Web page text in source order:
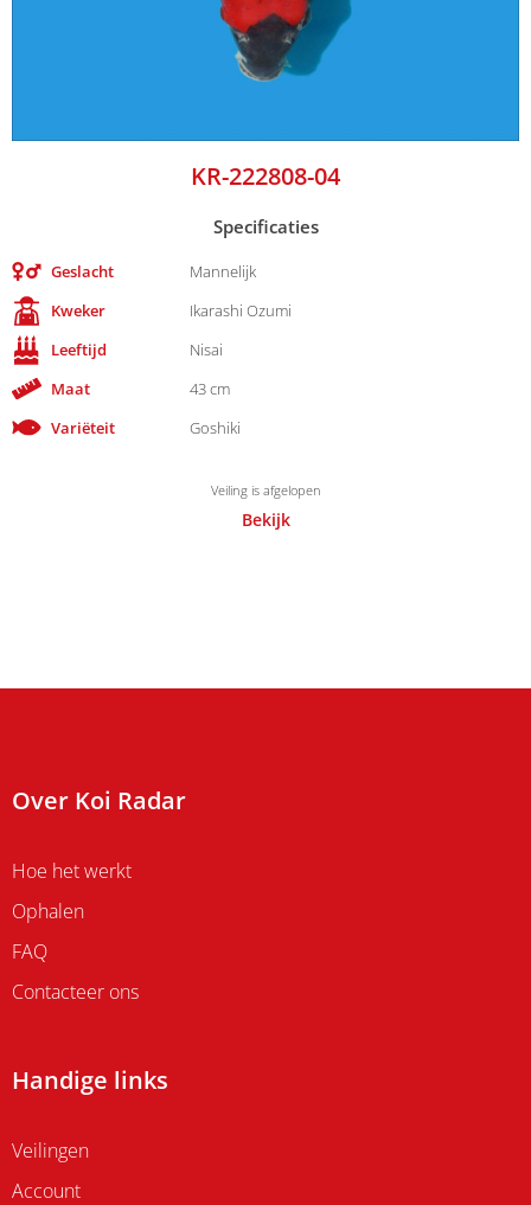
KR-222808-04
Specificaties
Geslacht
Mannelijk
Kweker
Ikarashi Ozumi
Leeftijd
Nisai
Maat
43 cm
Variëteit
Goshiki
Veiling is afgelopen
Bekijk
Over Koi Radar
Hoe het werkt
Ophalen
FAQ
Contacteer ons
Handige links
Veilingen
Account